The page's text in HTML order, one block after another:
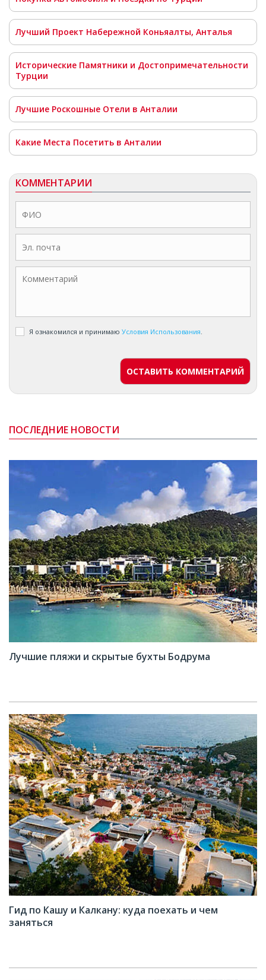
Лучший Проект Набережной Коньяалты, Анталья
Исторические Памятники и Достопримечательности
Турции
Лучшие Роскошные Отели в Анталии
Какие Места Посетить в Анталии
КОММЕНТАРИИ
Я ознакомился и принимаю Условия Использования.
ОСТАВИТЬ КОММЕНТАРИЙ
ПОСЛЕДНИЕ НОВОСТИ
Лучшие пляжи и скрытые бухты Бодрума
Гид по Кашу и Калкану: куда поехать и чем
заняться